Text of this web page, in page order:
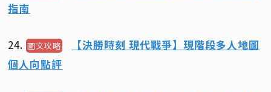
指南
24.圖文攻略
【決勝時刻 現代戰爭】現階段多人地圖
個人向點評